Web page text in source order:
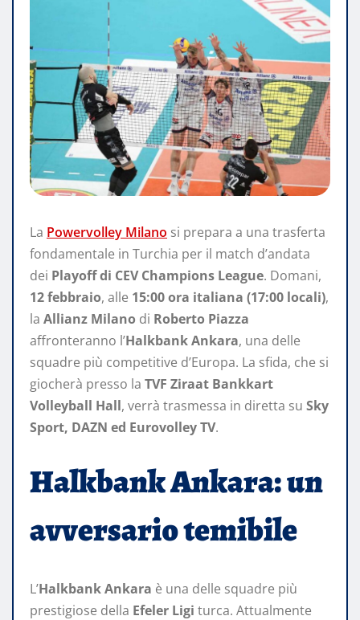
La Powervolley Milano si prepara a una trasferta
fondamentale in Turchia per il match d’andata
dei Playoff di CEV Champions League. Domani,
12 febbraio, alle 15:00 ora italiana (17:00 locali),
la Allianz Milano di Roberto Piazza
affronteranno l’Halkbank Ankara, una delle
squadre più competitive d’Europa. La sfida, che si
giocherà presso la TVF Ziraat Bankkart
Volleyball Hall, verrà trasmessa in diretta su Sky
Sport, DAZN ed Eurovolley TV.
Halkbank Ankara: un
avversario temibile
L’Halkbank Ankara è una delle squadre più
prestigiose della Efeler Ligi turca. Attualmente